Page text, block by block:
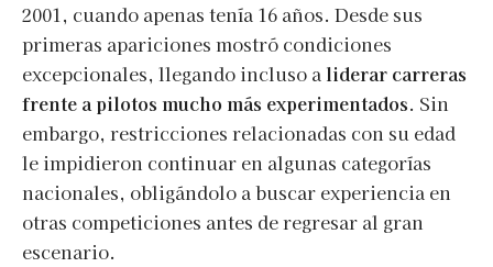
2001, cuando apenas tenía 16 años. Desde sus
primeras apariciones mostró condiciones
excepcionales, llegando incluso a liderar carreras
frente a pilotos mucho más experimentados. Sin
embargo, restricciones relacionadas con su edad
le impidieron continuar en algunas categorías
nacionales, obligándolo a buscar experiencia en
otras competiciones antes de regresar al gran
escenario.